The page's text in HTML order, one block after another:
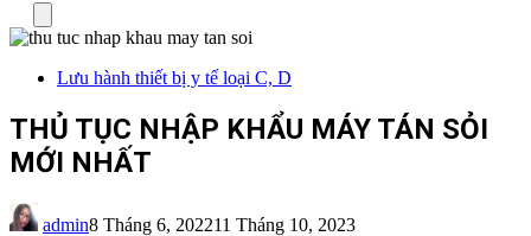
Lưu hành thiết bị y tế loại C, D
THỦ TỤC NHẬP KHẨU MÁY TÁN SỎI
MỚI NHẤT
admin8 Tháng 6, 202211 Tháng 10, 2023